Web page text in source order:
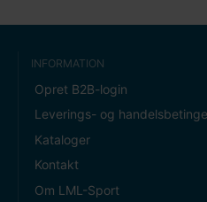
INFORMATION
Opret B2B-login
Leverings- og
Kataloger
Kontakt
Om LML-Sport